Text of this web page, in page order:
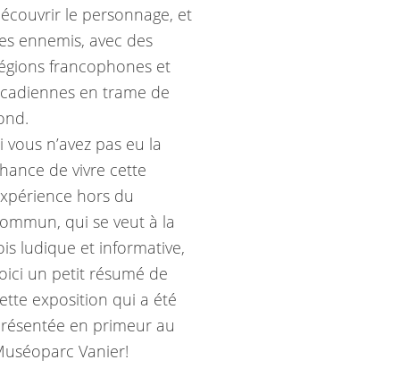
le personnage, et
ennemis, avec des
francophones et
en trame de
vous n’avez pas eu la
de vivre cette
hors du
qui se veut à la
ludique et informative,
un petit résumé de
exposition qui a été
en primeur au
Vanier!